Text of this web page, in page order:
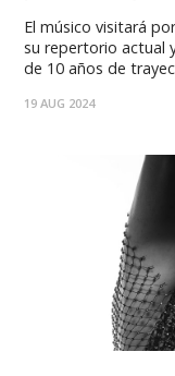
El músico visitará
su repertorio actual
de 10 años de
Austin, Texas,
19 AUG 2024